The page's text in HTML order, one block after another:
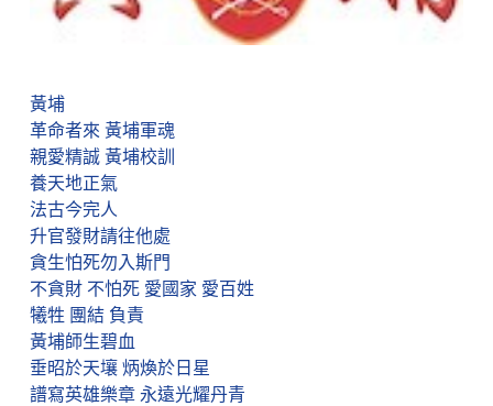
黃埔
革命者來 黃埔軍魂
親愛精誠 黃埔校訓
養天地正氣
法古今完人
升官發財請往他處
貪生怕死勿入斯門
不貪財 不怕死 愛國家 愛百姓
犧牲 團結 負責
黃埔師生碧血
垂昭於天壤 炳煥於日星
譜寫英雄樂章 永遠光耀丹青